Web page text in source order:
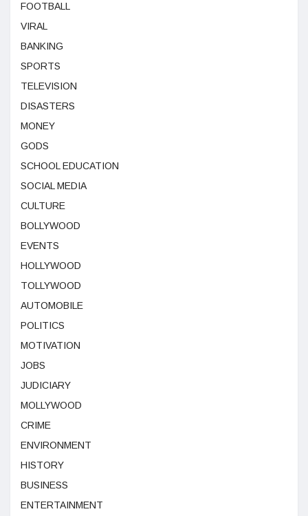
FOOTBALL
VIRAL
BANKING
SPORTS
TELEVISION
DISASTERS
MONEY
GODS
SCHOOL EDUCATION
SOCIAL MEDIA
CULTURE
BOLLYWOOD
EVENTS
HOLLYWOOD
TOLLYWOOD
AUTOMOBILE
POLITICS
MOTIVATION
JOBS
JUDICIARY
MOLLYWOOD
CRIME
ENVIRONMENT
HISTORY
BUSINESS
ENTERTAINMENT